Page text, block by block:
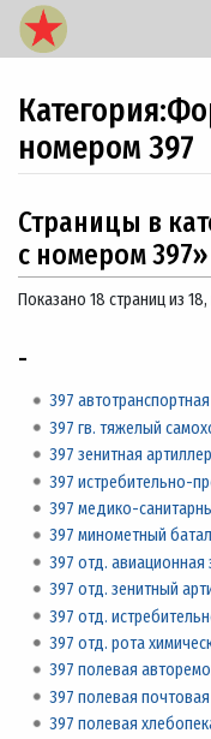
Категория:
номером 397
Страницы в
с номером 397»
Показано 18 страниц из
-
397
397 гв. тяжелый
397 зенитная
397 истребительно-
397 медико-
397 минометный
397 отд. авиационная
397 отд. зенитный
397 отд.
397 отд. рота
397 полевая
397 полевая почтовая
397 полевая